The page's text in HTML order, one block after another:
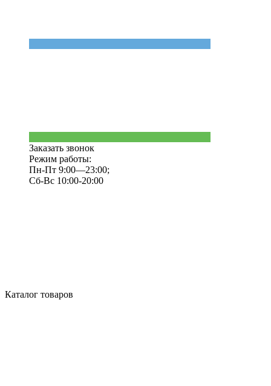
Заказать звонок
Режим работы:
Пн-Пт 9:00—23:00;
Сб-Вс 10:00-20:00
Каталог товаров